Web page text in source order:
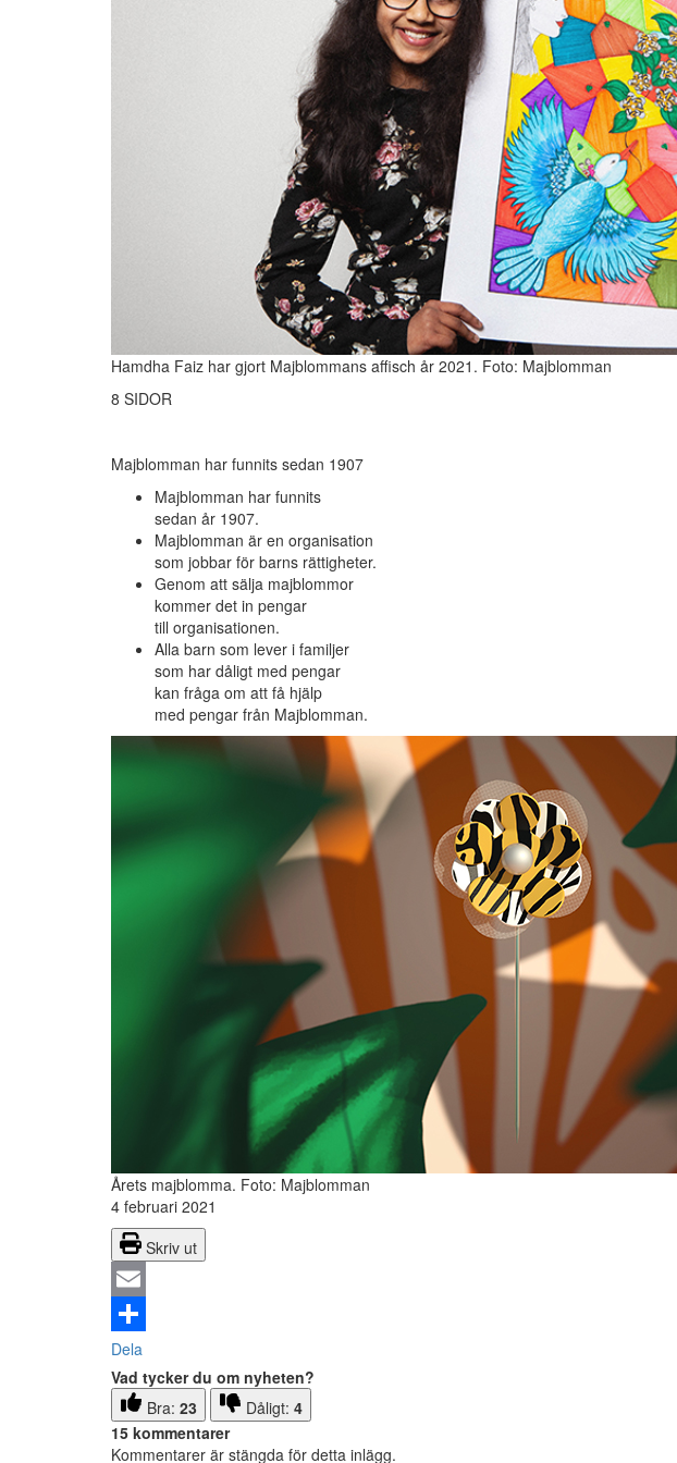
Hamdha Faiz har gjort Majblommans affisch år 2021. Foto: Majblomman
8 SIDOR
Majblomman har funnits sedan 1907
Majblomman har funnits
sedan år 1907.
Majblomman är en organisation
som jobbar för barns rättigheter.
Genom att sälja majblommor
kommer det in pengar
till organisationen.
Alla barn som lever i familjer
som har dåligt med pengar
kan fråga om att få hjälp
med pengar från Majblomman.
Årets majblomma. Foto: Majblomman
4 februari 2021
Skriv ut
Email
Dela
Vad tycker du om nyheten?
Bra: 23 Dåligt: 4
15 kommentarer
Kommentarer är stängda för detta inlägg.